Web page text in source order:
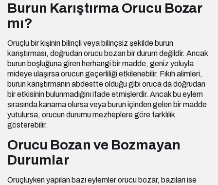
Burun Karıştırma Orucu Bozar
mı?
Oruçlu bir kişinin bilinçli veya bilinçsiz şekilde burun
karıştırması, doğrudan orucu bozan bir durum değildir. Ancak
burun boşluğuna giren herhangi bir madde, geniz yoluyla
mideye ulaşırsa orucun geçerliliği etkilenebilir. Fıkıh alimleri,
burun karıştırmanın abdestte olduğu gibi oruca da doğrudan
bir etkisinin bulunmadığını ifade etmişlerdir. Ancak bu eylem
sırasında kanama olursa veya burun içinden gelen bir madde
yutulursa, orucun durumu mezheplere göre farklılık
gösterebilir.
Orucu Bozan ve Bozmayan
Durumlar
Oruçluyken yapılan bazı eylemler orucu bozar, bazıları ise